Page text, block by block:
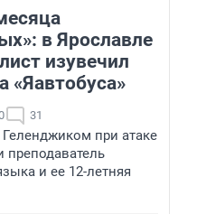
в Ярославле
изувечил
«Яавтобуса»
31
при атаке
и ее 12-летняя